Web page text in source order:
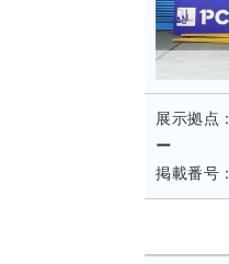
展示拠点：
ー
掲載番号：